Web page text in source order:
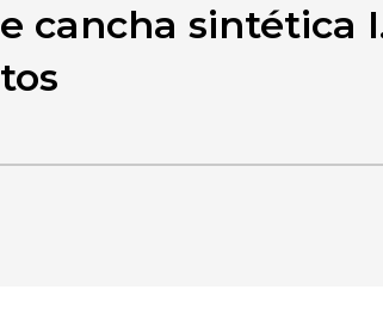
cancha sintética